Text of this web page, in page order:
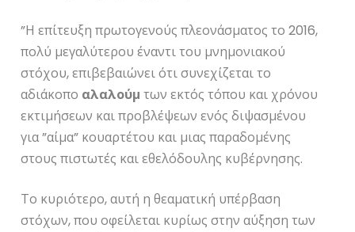
”Η επίτευξη πρωτογενούς πλεονάσματος το 2016,
πολύ μεγαλύτερου έναντι του μνημονιακού
στόχου, επιβεβαιώνει ότι συνεχίζεται το
αδιάκοπο αλαλούμ των εκτός τόπου και χρόνου
εκτιμήσεων και προβλέψεων ενός διψασμένου
για ”αίμα” κουαρτέτου και μιας παραδομένης
στους πιστωτές και εθελόδουλης κυβέρνησης.
Το κυριότερο, αυτή η θεαματική υπέρβαση
στόχων, που οφείλεται κυρίως στην αύξηση των